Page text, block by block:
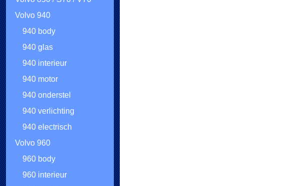
Volvo 940
940 body
940 glas
940 interieur
940 motor
940 onderstel
940 verlichting
940 electrisch
Volvo 960
960 body
960 interieur